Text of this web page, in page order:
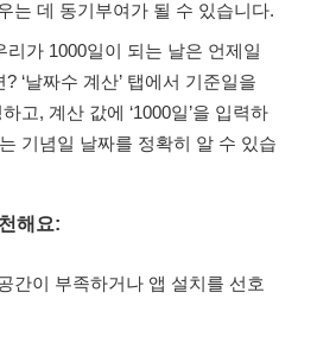
는 데 동기부여가 될 수 있습니다.
리가 1000일이 되는 날은 언제일
‘날짜수 계산’ 탭에서 기준일을
하고, 계산 값에 ‘1000일’을 입력하
기념일 날짜를 정확히 알 수 있습
해요:
간이 부족하거나 앱 설치를 선호